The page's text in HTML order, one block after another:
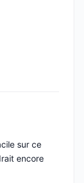
sur ce
encore